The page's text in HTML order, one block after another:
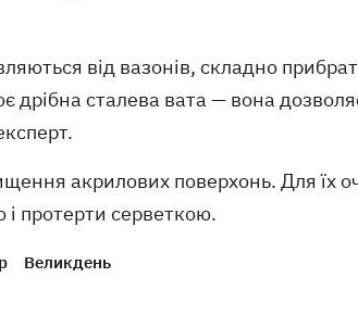
від вазонів, складно
сталева вата — вона
акрилових поверхонь. Для їх
протерти серветкою.
Великдень